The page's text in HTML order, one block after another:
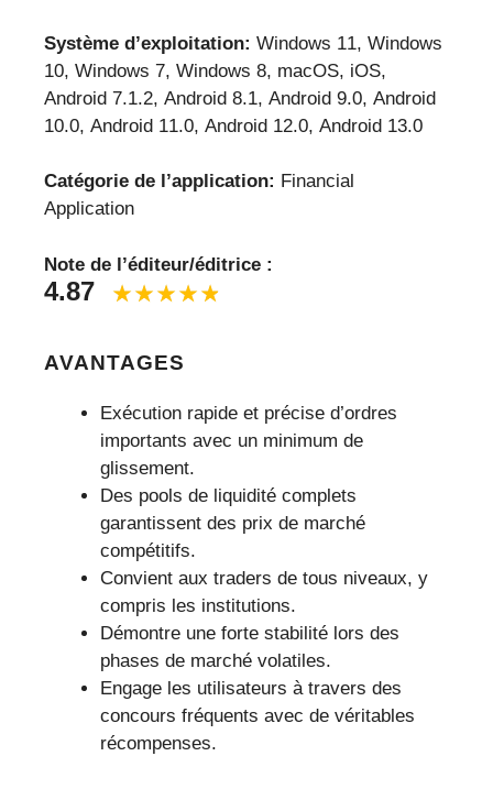
Système d’exploitation: Windows 11, Windows
10, Windows 7, Windows 8, macOS, iOS,
Android 7.1.2, Android 8.1, Android 9.0, Android
10.0, Android 11.0, Android 12.0, Android 13.0
Catégorie de l’application: Financial
Application
Note de l’éditeur/éditrice :
4.87
AVANTAGES
Exécution rapide et précise d’ordres
importants avec un minimum de
glissement.
Des pools de liquidité complets
garantissent des prix de marché
compétitifs.
Convient aux traders de tous niveaux, y
compris les institutions.
Démontre une forte stabilité lors des
phases de marché volatiles.
Engage les utilisateurs à travers des
concours fréquents avec de véritables
récompenses.